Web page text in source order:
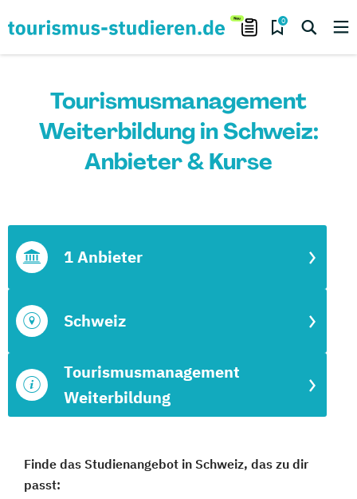
0
Tourismusmanagement
Weiterbildung in Schweiz:
Anbieter & Kurse
Tourismusmanagement
Weiterbildung
Schweiz
1 Anbieter
Finde das Studienangebot in Schweiz, das zu dir
passt: